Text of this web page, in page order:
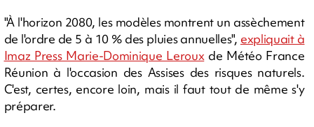
"À l'horizon 2080, les modèles montrent un assèchement
de l'ordre de 5 à 10 % des pluies annuelles", expliquait à
Imaz Press Marie-Dominique Lerouxde Météo France
Réunion à l'occasion des Assises des risques naturels.
C'est, certes, encore loin, mais il faut tout de même s'y
préparer.